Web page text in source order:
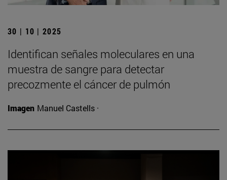
30 | 10 | 2025
Identifican señales moleculares en una
muestra de sangre para detectar
precozmente el cáncer de pulmón
Imagen Manuel Castells ·